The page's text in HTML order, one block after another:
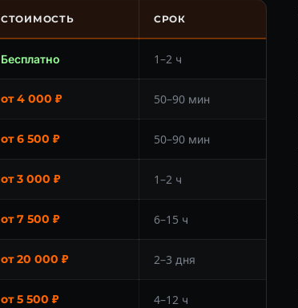
СТОИМОСТЬ СРОК
Бесплатно 1–2 ч
от 4 000 ₽ 50–90 мин
от 6 500 ₽ 50–90 мин
от 3 000 ₽ 1–2 ч
от 7 500 ₽ 6–15 ч
от 20 000 ₽ 2–3 дня
от 5 500 ₽ 4–12 ч